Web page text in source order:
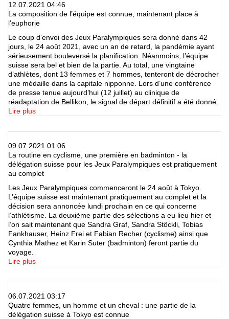
12.07.2021 04:46
La composition de l’équipe est connue, maintenant place à
l’euphorie
Le coup d’envoi des Jeux Paralympiques sera donné dans 42
jours, le 24 août 2021, avec un an de retard, la pandémie ayant
sérieusement bouleversé la planification. Néanmoins, l’équipe
suisse sera bel et bien de la partie. Au total, une vingtaine
d’athlètes, dont 13 femmes et 7 hommes, tenteront de décrocher
une médaille dans la capitale nipponne. Lors d’une conférence
de presse tenue aujourd’hui (12 juillet) au clinique de
réadaptation de Bellikon, le signal de départ définitif a été donné.
Lire plus
09.07.2021 01:06
La routine en cyclisme, une première en badminton - la
délégation suisse pour les Jeux Paralympiques est pratiquement
au complet
Les Jeux Paralympiques commenceront le 24 août à Tokyo.
L’équipe suisse est maintenant pratiquement au complet et la
décision sera annoncée lundi prochain en ce qui concerne
l’athlétisme. La deuxième partie des sélections a eu lieu hier et
l’on sait maintenant que Sandra Graf, Sandra Stöckli, Tobias
Fankhauser, Heinz Frei et Fabian Recher (cyclisme) ainsi que
Cynthia Mathez et Karin Suter (badminton) feront partie du
voyage.
Lire plus
06.07.2021 03:17
Quatre femmes, un homme et un cheval : une partie de la
délégation suisse à Tokyo est connue